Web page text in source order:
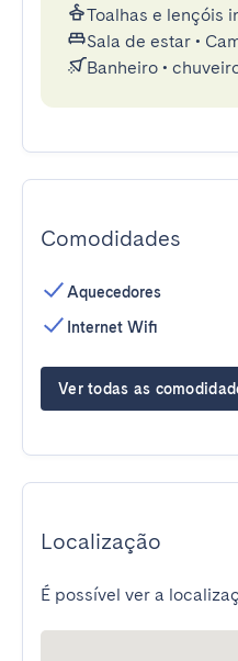
Toalhas e lençóis
Sala de estar •
Banheiro •
Comodidades
Aquecedores
Internet Wifi
Ver todas as
Localização
É possível ver a